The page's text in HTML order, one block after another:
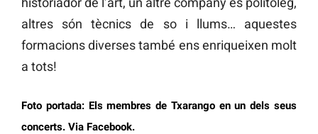
altres són tècnics de so i llums… aquestes
formacions diverses també ens enriqueixen molt
a tots!
Foto portada: Els membres de Txarango en un dels seus
concerts. Via Facebook.